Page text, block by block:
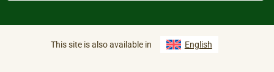
This site is also available in English